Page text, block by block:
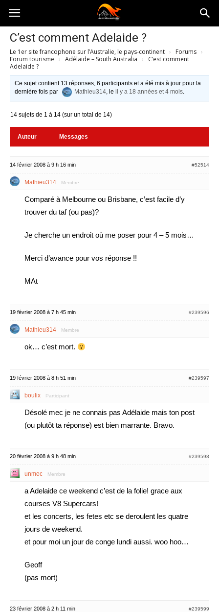
Australia-
australie.com
C’est comment Adelaide ?
Le 1er site francophone sur l’Australie, le pays-continent › Forums ›
Forum tourisme › Adélaide – South Australia ›
C’est comment
Adelaide ?
Ce sujet contient 13 réponses, 6 participants et a été mis à jour pour la
dernière fois par
Mathieu314, leil y a 18 années et 4 mois.
14 sujets de 1 à 14 (sur un total de 14)
Auteur Messages
14 février 2008 à 9 h 16 min #52514
Mathieu314 Membre
Comparé à Melbourne ou Brisbane, c’est facile d’y
trouver du taf (ou pas)?
Je cherche un endroit où me poser pour 4 – 5 mois…
Merci d’avance pour vos réponse !!
MAt
19 février 2008 à 7 h 45 min #239596
Mathieu314 Membre
ok… c’est mort.
19 février 2008 à 8 h 51 min #239597
boulix Participant
Désolé mec je ne connais pas Adélaide mais ton post
(ou plutôt ta réponse) est bien marrante. Bravo.
20 février 2008 à 9 h 48 min #239598
unmec Membre
a Adelaide ce weekend c’est de la folie! grace aux
courses V8 Supercars!
et les concerts, les fetes etc se deroulent les quatre
jours de weekend.
et pour moi un jour de conge lundi aussi. woo hoo…
Geoff
(pas mort)
23 février 2008 à 2 h 11 min #239599